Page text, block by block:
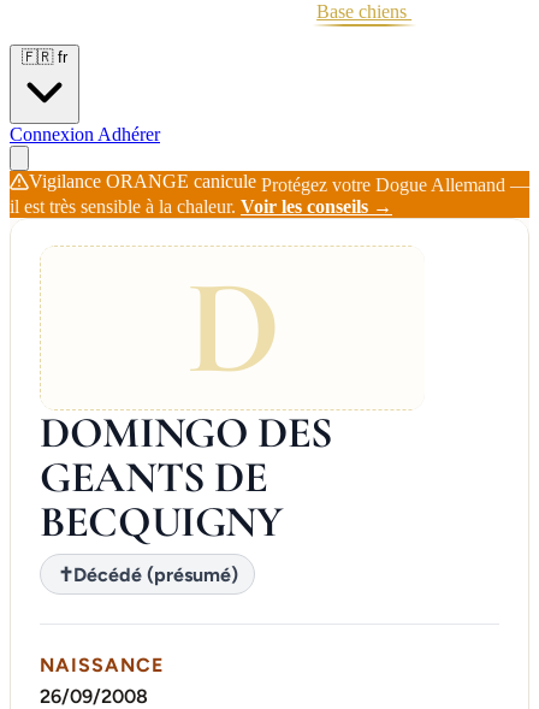
Base chiens
🇫🇷 fr
Connexion Adhérer
Vigilance ORANGE canicule Protégez votre Dogue Allemand —
il est très sensible à la chaleur. Voir les conseils →
D
DOMINGO DES
GEANTS DE
BECQUIGNY
✝Décédé (présumé)
NAISSANCE
26/09/2008